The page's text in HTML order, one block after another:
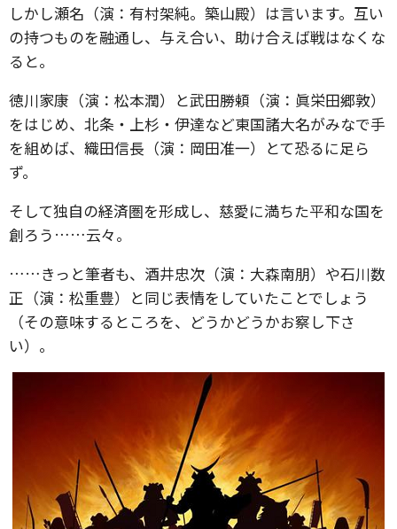
しかし瀬名（演：有村架純。築山殿）は言います。互い
の持つものを融通し、与え合い、助け合えば戦はなくな
ると。
徳川家康（演：松本潤）と武田勝頼（演：眞栄田郷敦）
をはじめ、北条・上杉・伊達など東国諸大名がみなで手
を組めば、織田信長（演：岡田准一）とて恐るに足ら
ず。
そして独自の経済圏を形成し、慈愛に満ちた平和な国を
創ろう……云々。
……きっと筆者も、酒井忠次（演：大森南朋）や石川数
正（演：松重豊）と同じ表情をしていたことでしょう
（その意味するところを、どうかどうかお察し下さ
い）。